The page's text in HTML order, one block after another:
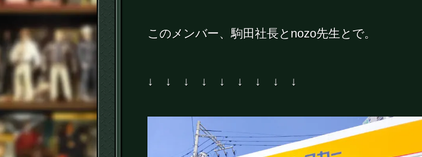
このメンバー、駒田社長とnozo先生とで。
↓ ↓ ↓ ↓ ↓ ↓ ↓ ↓ ↓